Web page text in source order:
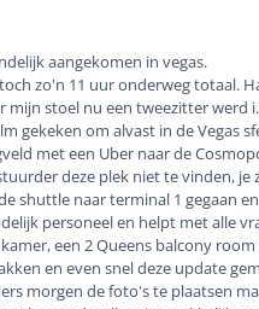
aangekomen in vegas.
zo'n 11 uur onderweg totaal.
stoel nu een tweezitter werd
gekeken om alvast in de Vegas
met een Uber naar de
deze plek niet te vinden,
shuttle naar terminal 1 gegaan
personeel en helpt met alle
een 2 Queens balcony
en even snel deze update
morgen de foto's te plaatsen